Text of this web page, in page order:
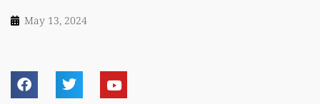
May 13, 2024